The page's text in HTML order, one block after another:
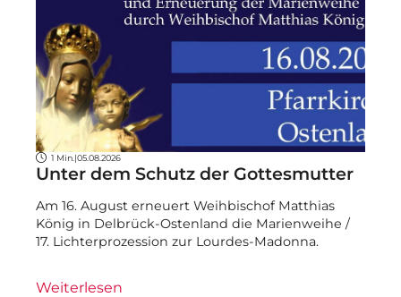
1 Min. |05.08.2026
Unter dem Schutz der Gottesmutter
Am 16. August erneuert Weihbischof Matthias
König in Delbrück-Ostenland die Marienweihe /
17. Lichterprozession zur Lourdes-Madonna.
Weiterlesen